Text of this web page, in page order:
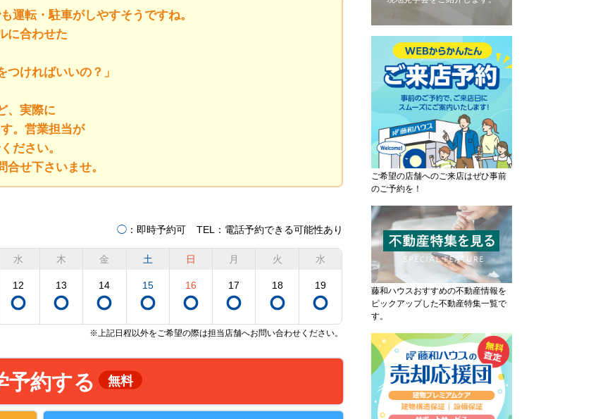
運転・駐車がしやすそうですね。
に合わせた
ければいいの？」
、実際に
。営業担当が
ください。
合せ下さいませ。
◯ ：即時予約可 TEL ：電話予約できる可能性あり
水
12
木
13
金
14
土
15
日
16
月
17
火
18
水
19
※上記日程以外をご希望の際は担当店舗へお問い合わせください。
予約する 無料
ご希望の店舗へのご来店はぜひ事前
のご予約を！
藤和ハウスおすすめの不動産情報を
ピックアップした不動産特集一覧で
す。